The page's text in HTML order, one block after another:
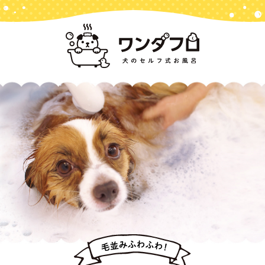
ホーム
バス＆シャワー
ペット用品専用ランドリー
ご利用方法
お客様の声
お知らせ
お問い合わせ
アクセス
プライバシーポリシー